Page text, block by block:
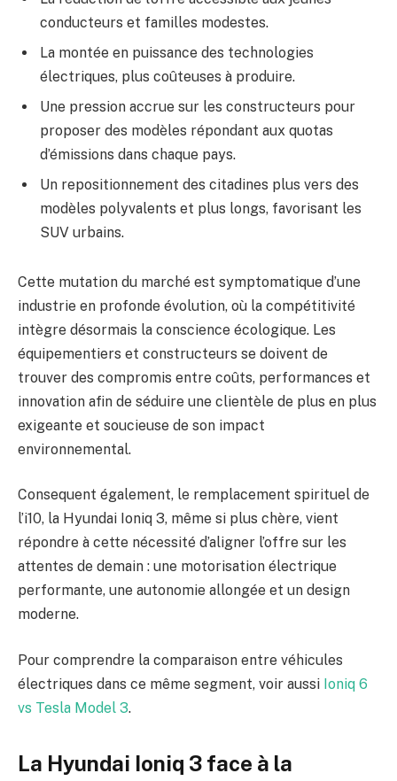
conducteurs et familles modestes.
La montée en puissance des technologies
électriques, plus coûteuses à produire.
Une pression accrue sur les constructeurs pour
proposer des modèles répondant aux quotas
d’émissions dans chaque pays.
Un repositionnement des citadines plus vers des
modèles polyvalents et plus longs, favorisant les
SUV urbains.
Cette mutation du marché est symptomatique d’une
industrie en profonde évolution, où la compétitivité
intègre désormais la conscience écologique. Les
équipementiers et constructeurs se doivent de
trouver des compromis entre coûts, performances et
innovation afin de séduire une clientèle de plus en plus
exigeante et soucieuse de son impact
environnemental.
Consequent également, le remplacement spirituel de
l’i10, la Hyundai Ioniq 3, même si plus chère, vient
répondre à cette nécessité d’aligner l’offre sur les
attentes de demain : une motorisation électrique
performante, une autonomie allongée et un design
moderne.
Pour comprendre la comparaison entre véhicules
électriques dans ce même segment, voir aussi Ioniq 6
vs Tesla Model 3.
La Hyundai Ioniq 3 face à la